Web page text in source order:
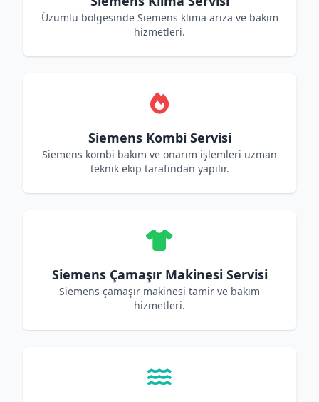
Üzümlü bölgesinde Siemens klima arıza ve bakım
hizmetleri.
Siemens Kombi Servisi
Siemens kombi bakım ve onarım işlemleri uzman
teknik ekip tarafından yapılır.
Siemens Çamaşır Makinesi Servisi
Siemens çamaşır makinesi tamir ve bakım
hizmetleri.